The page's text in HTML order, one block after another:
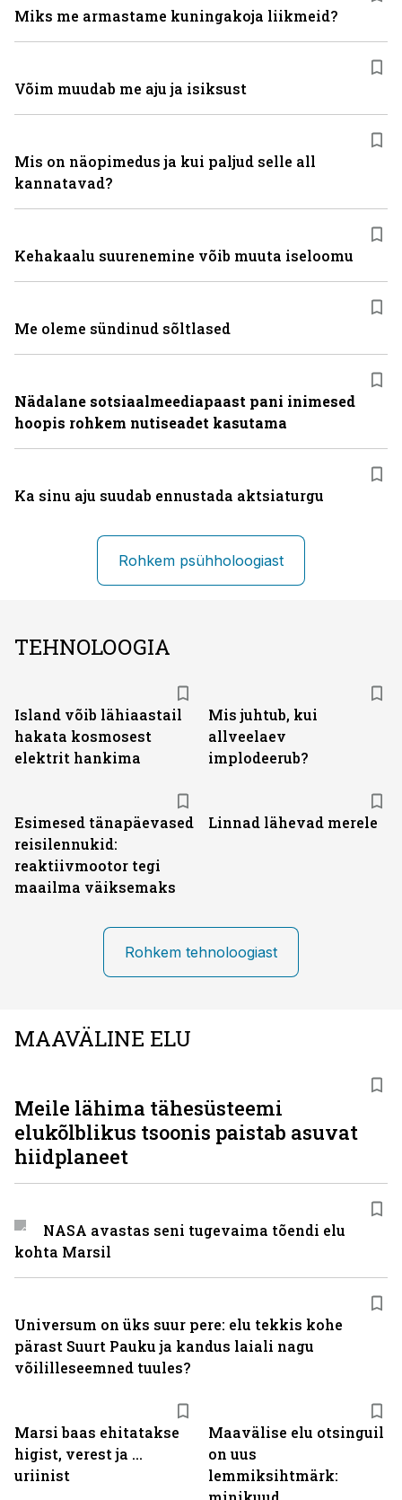
Miks me armastame kuningakoja liikmeid?
Võim muudab me aju ja isiksust
Mis on näopimedus ja kui paljud selle all
kannatavad?
Kehakaalu suurenemine võib muuta iseloomu
Me oleme sündinud sõltlased
Nädalane sotsiaalmeediapaast pani inimesed
hoopis rohkem nutiseadet kasutama
Ka sinu aju suudab ennustada aktsiaturgu
Rohkem psühholoogiast
TEHNOLOOGIA
Island võib lähiaastail
hakata kosmosest
elektrit hankima
Mis juhtub, kui
allveelaev
implodeerub?
Esimesed tänapäevased
reisilennukid:
reaktiivmootor tegi
maailma väiksemaks
Linnad lähevad merele
Rohkem tehnoloogiast
MAAVÄLINE ELU
Marsi baas ehitatakse
higist, verest ja ...
uriinist
Maavälise elu otsinguil
on uus
lemmiksihtmärk:
Meile lähima tähesüsteemi
elukõlblikus tsoonis paistab asuvat
hiidplaneet
NASA avastas seni tugevaima tõendi elu
kohta Marsil
Universum on üks suur pere: elu tekkis kohe
pärast Suurt Pauku ja kandus laiali nagu
võililleseemned tuules?